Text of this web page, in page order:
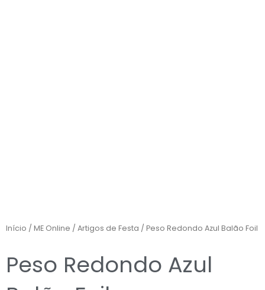
Início / ME Online / Artigos de Festa / Peso Redondo Azul Balão Foil
Peso Redondo Azul